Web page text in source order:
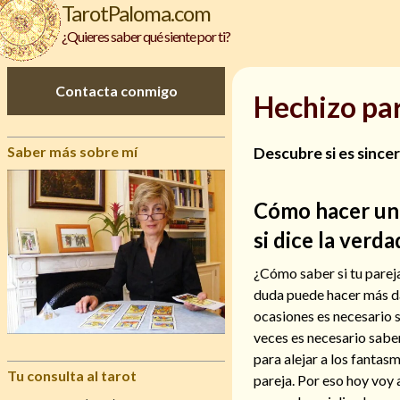
TarotPaloma.com
¿Quieres saber qué siente por ti?
Contacta conmigo
Saber más sobre mí
Tu consulta al tarot
Hechizo
Descubre si es
Cómo hacer
si dice la
¿Cómo saber si tu
duda puede hacer más
ocasiones es necesario
veces es necesario
para alejar a los
pareja. Por eso hoy voy